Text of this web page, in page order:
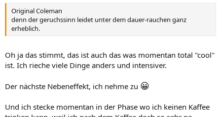
Original Coleman
denn der geruchssinn leidet unter dem dauer-rauchen ganz
erheblich.
Oh ja das stimmt, das ist auch das was momentan total "cool"
ist. Ich rieche viele Dinge anders und intensiver.
Der nächste Nebeneffekt, ich nehme zu 😀
Und ich stecke momentan in der Phase wo ich keinen Kaffee